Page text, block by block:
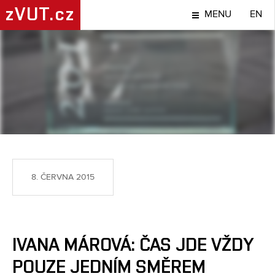
zVUT.cz MENU EN
NÁPADY A OBJEVY
8. ČERVNA 2015
IVANA MÁROVÁ: ČAS JDE VŽDY
POUZE JEDNÍM SMĚREM